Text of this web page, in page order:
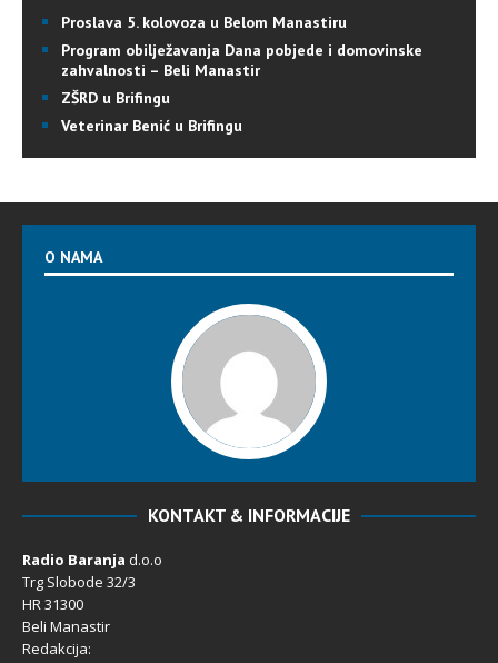
Proslava 5. kolovoza u Belom Manastiru
Program obilježavanja Dana pobjede i domovinske
zahvalnosti – Beli Manastir
ZŠRD u Brifingu
Veterinar Benić u Brifingu
O NAMA
KONTAKT & INFORMACIJE
Radio Baranja d.o.o
Trg Slobode 32/3
HR 31300
Beli Manastir
Redakcija: